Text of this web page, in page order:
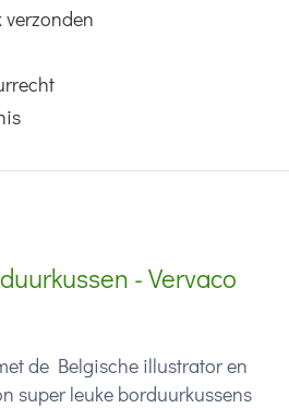
verzonden
- Vervaco
de Belgische illustrator en
super leuke borduurkussens